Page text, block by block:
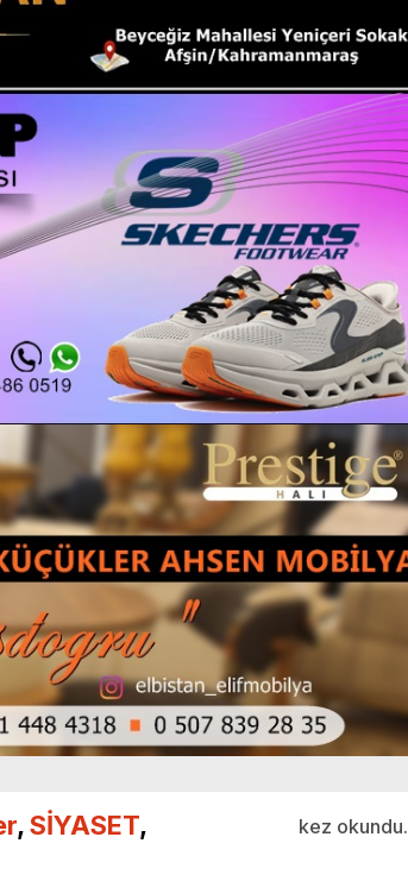
,SİYASET,
kez okundu.